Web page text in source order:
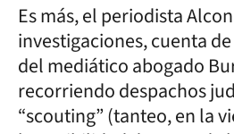
Es más, el periodista
investigaciones, cuenta
del mediático abogado
recorriendo despachos
“scouting” (tanteo, en la